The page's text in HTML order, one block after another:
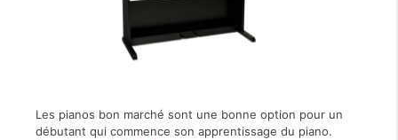
Les pianos bon marché sont une bonne option pour un
débutant qui commence son apprentissage du piano.